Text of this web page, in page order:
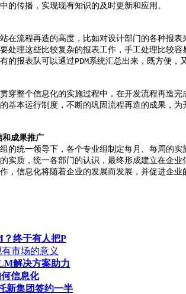
的传播，实现现有知识的及时更新和应用。
流程再造的高度，比如对设计部门的各种报表
处理这些比较复杂的报表工作，手工处理比较
的报表队可以通过PDM系统汇总出来，既方便
整个信息化的实施过程中，在开发流程再造完
基本运行制度，不断的巩固流程再造的成果，
成果推广
统一领导下，各个专业组制定每月、每周的实
实质，统一各部门的认识，最终形成建立在企
，信息化将随着企业的发展而发展，并促进企业
终于有人把P
市场的意义
解决方案助力
信息化
新集团签约一半